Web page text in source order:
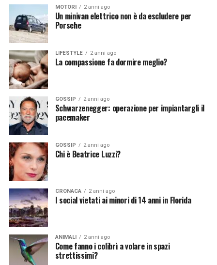
notizie del giorno?Iscriviti alla nostra Newsletter
notizie del giorno? Iscriviti alla nostra Newsletter
MOTORI 2 anni ago
Un minivan elettrico non è da escludere per
Porsche
LIFESTYLE 2 anni ago
La compassione fa dormire meglio?
GOSSIP 2 anni ago
Schwarzenegger: operazione per impiantargli il
pacemaker
GOSSIP 2 anni ago
Chi è Beatrice Luzzi?
CRONACA 2 anni ago
I social vietati ai minori di 14 anni in Florida
ANIMALI 2 anni ago
Come fanno i colibrì a volare in spazi
strettissimi?